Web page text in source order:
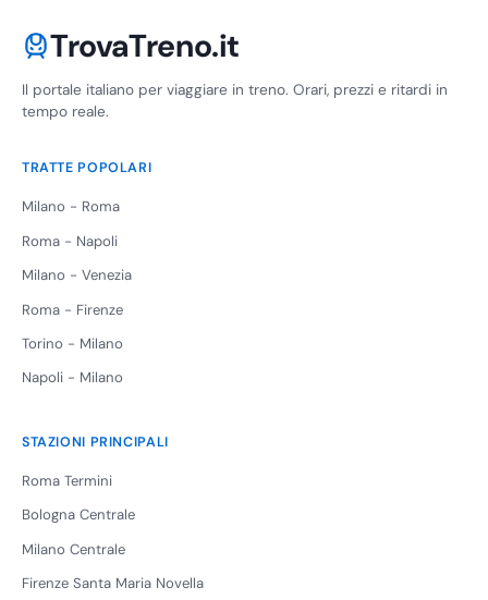
TrovaTreno.it
Il portale italiano per viaggiare in treno. Orari, prezzi e ritardi in
tempo reale.
TRATTE POPOLARI
Milano - Roma
Roma - Napoli
Milano - Venezia
Roma - Firenze
Torino - Milano
Napoli - Milano
STAZIONI PRINCIPALI
Roma Termini
Bologna Centrale
Milano Centrale
Firenze Santa Maria Novella